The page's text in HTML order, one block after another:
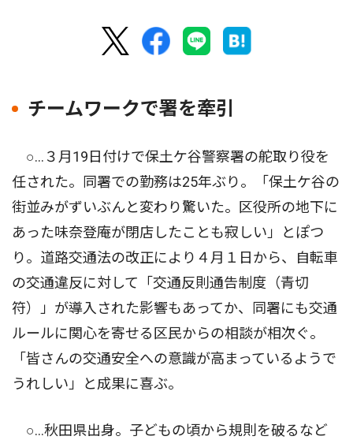
チームワークで署を牽引
○…３月19日付けで保土ケ谷警察署の舵取り役を
任された。同署での勤務は25年ぶり。「保土ケ谷の
街並みがずいぶんと変わり驚いた。区役所の地下に
あった味奈登庵が閉店したことも寂しい」とぽつ
り。道路交通法の改正により４月１日から、自転車
の交通違反に対して「交通反則通告制度（青切
符）」が導入された影響もあってか、同署にも交通
ルールに関心を寄せる区民からの相談が相次ぐ。
「皆さんの交通安全への意識が高まっているようで
うれしい」と成果に喜ぶ。
○…秋田県出身。子どもの頃から規則を破るなど